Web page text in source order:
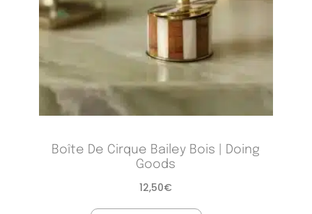
Boîte De Cirque Bailey Bois | Doing
Goods
12,50€